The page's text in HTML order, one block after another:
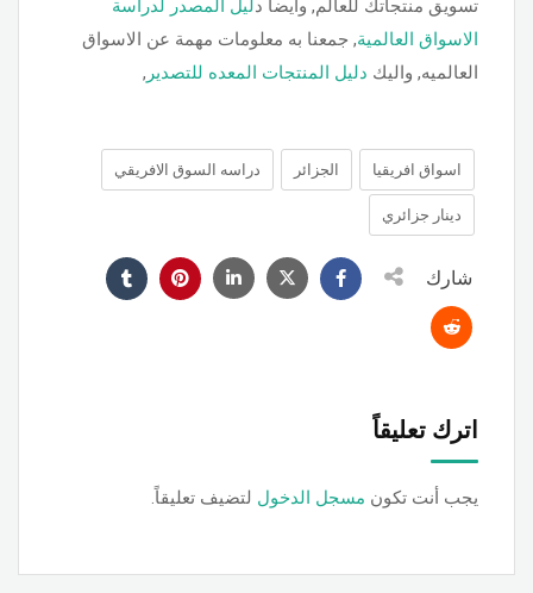
تسويق منتجاتك للعالم, وايضا دليل المصدر لدراسة
الاسواق العالمية, جمعنا به معلومات مهمة عن الاسواق
العالميه, واليك دليل المنتجات المعده للتصدير ,
اسواق افريقيا الجزائر دراسه السوق الافريقي
دينار جزائري
شارك
اترك تعليقاً
يجب أنت تكون مسجل الدخول لتضيف تعليقاً.